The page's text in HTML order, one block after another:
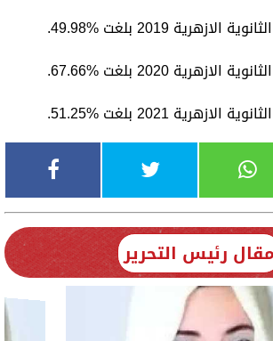
2019 بلغت %49.98.
2020 بلغت %67.66.
2021 بلغت %51.25.
مقال رئيس التحرير